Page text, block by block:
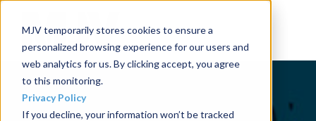
MJV temporarily stores cookies to ensure a
personalized browsing experience for our users and
web analytics for us. By clicking accept, you agree
to this monitoring.
Privacy Policy
If you decline, your information won’t be tracked